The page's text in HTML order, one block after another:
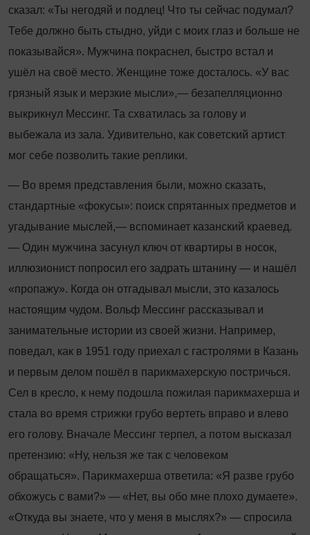
сказал: «Ты негодяй и подлец! Что ты сейчас подумал?
Тебе должно быть стыдно, уйди с моих глаз и больше не
показывайся». Мужчина покраснел, быстро встал и
ушёл на своё место. Женщине тоже досталось. «У вас
грязный язык и мерзкие мысли»,— безапелляционно
выкрикнул Мессинг. Та схватилась за голову и
выбежала из зала. Удивительно, как советский артист
мог себе позволить такие реплики.
— Во время представления были, можно сказать,
стандартные «фокусы»: поиск спрятанных предметов и
угадывание мыслей,— вспоминает казанский краевед.
— Один мужчина засунул ключ от квартиры в носок,
иллюзионист попросил его задрать штанину — и нашёл
«пропажу». Когда он отгадывал мысли, это казалось
настоящим чудом. Вольф Мессинг рассказывал и
занимательные истории из своей жизни. Например,
поведал, как в 1951 году приехал с гастролями в Казань
и первым делом пошёл в парикмахерскую постричься.
Сел в кресло, к нему подошла пожилая парикмахерша и
стала во время стрижки грубо вертеть вправо и влево
его голову. Вначале Мессинг терпел, а потом высказал
претензию: «Ну, нельзя же так с человеком
обращаться». Парикмахерша ответила: «Я разве грубо
обхожусь с вами?» — «Нет, вы обо мне плохо думаете».
«Откуда вы знаете, что у меня в мыслях?» — спросила